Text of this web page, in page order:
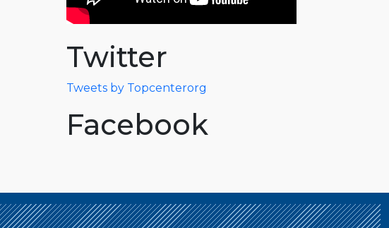
Twitter
Tweets by Topcenterorg
Facebook